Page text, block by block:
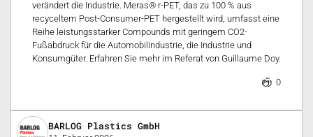
verändert die Industrie. Meras® r-PET, das zu 100 % aus
recyceltem Post-Consumer-PET hergestellt wird, umfasst eine
Reihe leistungsstarker Compounds mit geringem CO2-
Fußabdruck für die Automobilindustrie, die Industrie und
Konsumgüter. Erfahren Sie mehr im Referat von Guillaume Doy.
0
BARLOG Plastics GmbH